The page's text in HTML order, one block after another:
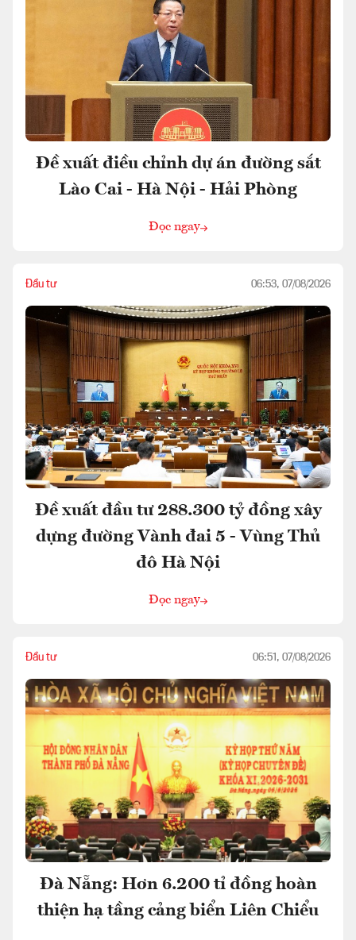
Đề xuất điều chỉnh dự án đường sắt
Lào Cai - Hà Nội - Hải Phòng
Đọc ngay
Đầu tư 06:53, 07/08/2026
Đề xuất đầu tư 288.300 tỷ đồng xây
dựng đường Vành đai 5 - Vùng Thủ
đô Hà Nội
Đọc ngay
Đầu tư 06:51, 07/08/2026
Đà Nẵng: Hơn 6.200 tỉ đồng hoàn
thiện hạ tầng cảng biển Liên Chiểu